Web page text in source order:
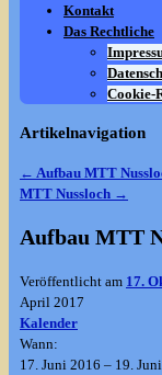
Kontakt
Das Rechtliche
Cookie-
Artikelnavigation
← Aufbau MTT
MTT Nussloch →
Aufbau MTT
Veröffentlicht am 17.
April 2017
Kalender
Wann:
17. Juni 2016 – 19.